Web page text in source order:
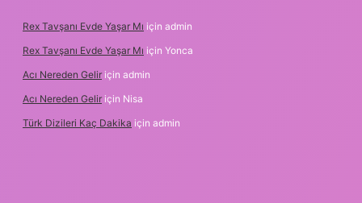
Rex Tavşanı Evde Yaşar Mı için admin
Rex Tavşanı Evde Yaşar Mı için Yonca
Acı Nereden Gelir için admin
Acı Nereden Gelir için Nisa
Türk Dizileri Kaç Dakika için admin